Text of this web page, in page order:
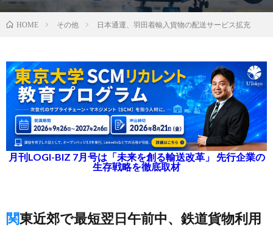
HOME その他 日本通運、羽田着輸入貨物の配送サービス拡充
月刊LOGI-BIZ 7月号は「未来を創る輸送改革」 先行企業の
生存戦略を徹底取材
関東近郊で最短翌日午前中、鉄道貨物利用